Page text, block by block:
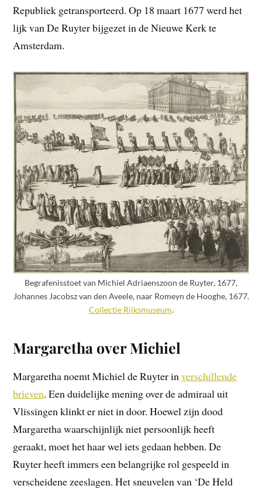
Republiek getransporteerd. Op 18 maart 1677 werd het
lijk van De Ruyter bijgezet in de Nieuwe Kerk te
Amsterdam.
Begrafenisstoet van Michiel Adriaenszoon de Ruyter, 1677,
Johannes Jacobsz van den Aveele, naar Romeyn de Hooghe, 1677.
Collectie Rijksmuseum.
Margaretha over Michiel
Margaretha noemt Michiel de Ruyter inverschillende
brieven. Een duidelijke mening over de admiraal uit
Vlissingen klinkt er niet in door. Hoewel zijn dood
Margaretha waarschijnlijk niet persoonlijk heeft
geraakt, moet het haar wel iets gedaan hebben. De
Ruyter heeft immers een belangrijke rol gespeeld in
verscheidene zeeslagen. Het sneuvelen van ‘De Held